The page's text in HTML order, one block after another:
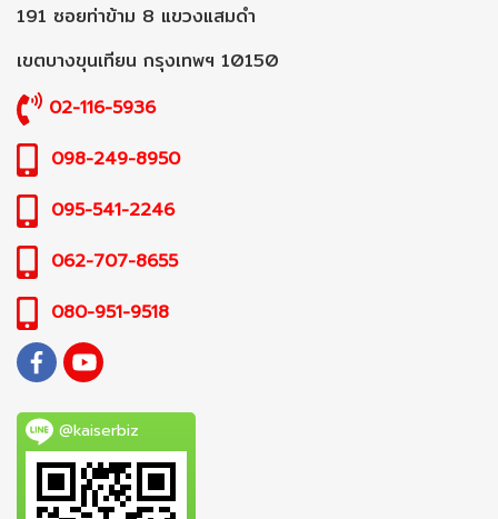
191 ซอยท่าข้าม 8 แขวงแสมดำ
เขตบางขุนเทียน กรุงเทพฯ 10150
02-116-5936
098-249-8950
095-541-2246
062-707-8655
080-951-9518
@kaiserbiz